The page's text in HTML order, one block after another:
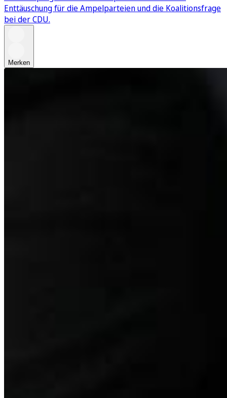
Enttäuschung für die Ampelparteien und die Koalitionsfrage
bei der CDU.
Merken